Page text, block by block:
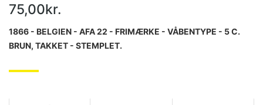
75,00kr.
1866 - BELGIEN - AFA 22 - FRIMÆRKE - VÅBENTYPE - 5 C.
BRUN, TAKKET - STEMPLET.